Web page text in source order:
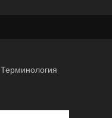
Терминология